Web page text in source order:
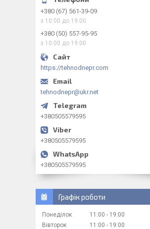
+380 (67) 561-39-09
з 10:00 до 19:00
+380 (50) 557-95-95
з 10:00 до 19:00
https://tehnodnepr.com
tehnodnepr@ukr.net
+380505579595
+380505579595
+380505579595
Графік роботи
Понеділок 11:00
19:00
Вівторок
11:00
19:00